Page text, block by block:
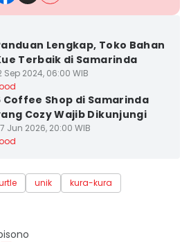
Lengkap, Toko Bahan
Terbaik di Samarinda
Sep 2024, 06:00 WIB
Coffee Shop di Samarinda
Cozy Wajib Dikunjungi
Jun 2026, 20:00 WIB
unik kura-kura